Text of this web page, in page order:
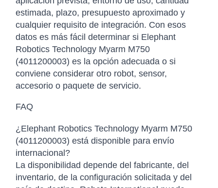
estimada, plazo, presupuesto aproximado y
cualquier requisito de integración. Con esos
datos es más fácil determinar si Elephant
Robotics Technology Myarm M750
(4011200003) es la opción adecuada o si
conviene considerar otro robot, sensor,
accesorio o paquete de servicio.
FAQ
¿Elephant Robotics Technology Myarm M750
(4011200003) está disponible para envío
internacional?
La disponibilidad depende del fabricante, del
inventario, de la configuración solicitada y del